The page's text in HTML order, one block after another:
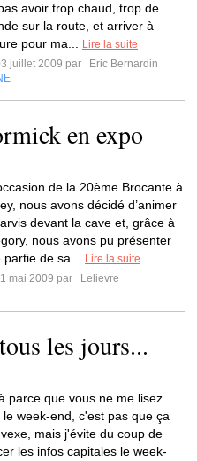
avoir trop chaud, trop de
sur la route, et arriver à
pour ma...
Lire la suite
juillet 2009 par
Eric Bernardin
en expo
de la 20ème Brocante à
nous avons décidé d’animer
devant la cave et, grâce à
nous avons pu présenter
partie de sa...
Lire la suite
mai 2009 par
Lelievre
les jours...
parce que vous ne me lisez
le week-end, c'est pas que ça
mais j'évite du coup de
les infos capitales le week-